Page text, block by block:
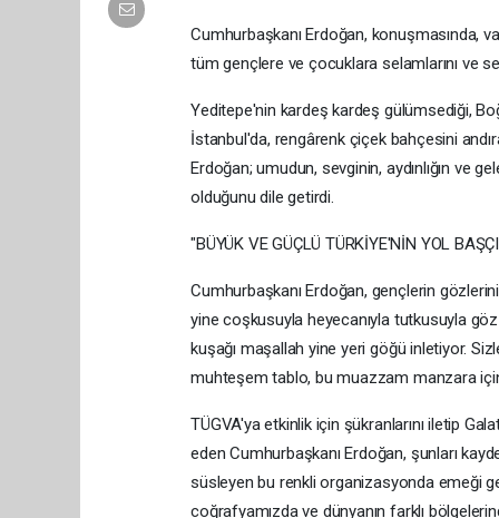
Cumhurbaşkanı Erdoğan, konuşmasında,
tüm gençlere ve çocuklara selamlarını ve
Yeditepe'nin kardeş kardeş gülümsediği,
İstanbul'da, rengârenk çiçek bahçesini
Erdoğan; umudun, sevginin, aydınlığın ve
olduğunu dile getirdi.
"BÜYÜK VE GÜÇLÜ TÜRKİYE'NİN YOL
Cumhurbaşkanı Erdoğan, gençlerin gözlerinin
yine coşkusuyla heyecanıyla tutkusuyla
kuşağı maşallah yine yeri göğü inletiyor.
muhteşem tablo, bu muazzam manzara
TÜGVA'ya etkinlik için şükranlarını iletip
eden Cumhurbaşkanı Erdoğan, şunları
süsleyen bu renkli organizasyonda emeği
coğrafyamızda ve dünyanın farklı